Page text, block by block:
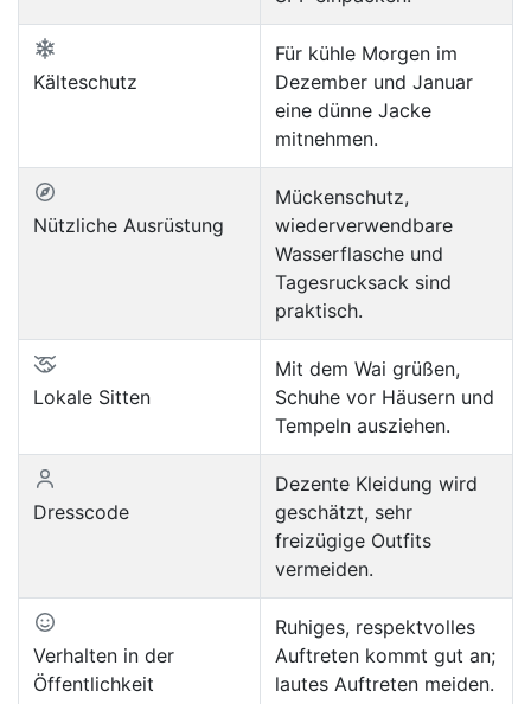
Kälteschutz
Für kühle Morgen im
Dezember und Januar
eine dünne Jacke
mitnehmen.
Nützliche Ausrüstung
Mückenschutz,
wiederverwendbare
Wasserflasche und
Tagesrucksack sind
praktisch.
Lokale Sitten
Mit dem Wai grüßen,
Schuhe vor Häusern und
Tempeln ausziehen.
Dresscode
Dezente Kleidung wird
geschätzt, sehr
freizügige Outfits
vermeiden.
Verhalten in der
Öffentlichkeit
Ruhiges, respektvolles
Auftreten kommt gut an;
lautes Auftreten meiden.